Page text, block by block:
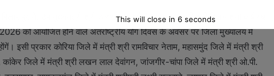
में, उप मुख्यमंत्री श्री अरुण साव दुर्ग में, उप मुख्यमंत्री श्री विजय शर्मा कबीरधाम,
को आयोजित होने वाले अंतर्राष्ट्रीय योग दिवस के अवसर पर जिला मुख्यालय में
इसी प्रकार कोरिया जिले में मंत्री श्री रामविचार नेताम, महासमुंद जिले में मंत्री श्री
जिले में मंत्री श्री लखन लाल देवांगन, जांजगीर-चांपा जिले में मंत्री श्री ओ.पी.
This will close in5 seconds